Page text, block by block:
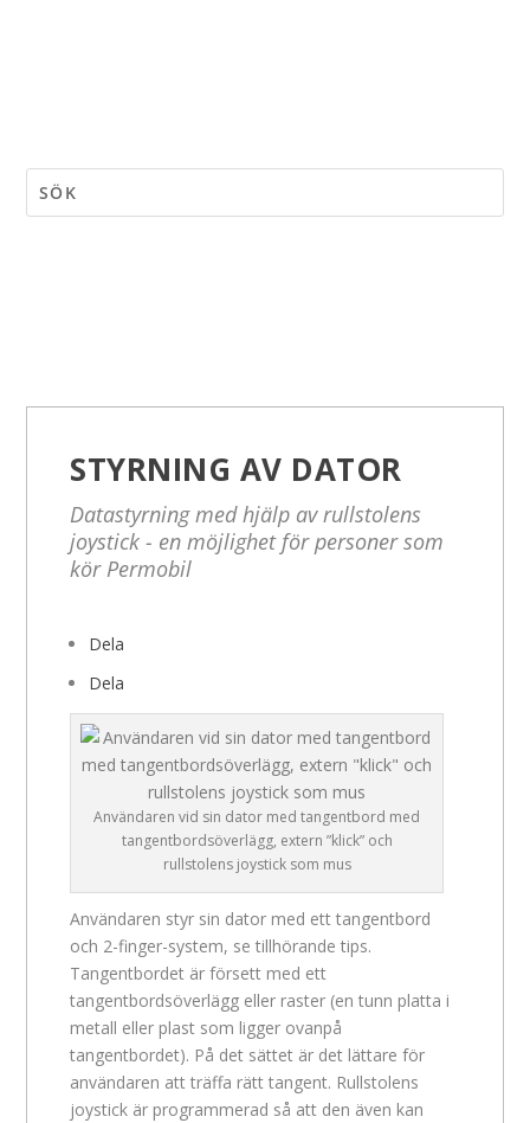
STYRNING AV DATOR
Datastyrning med hjälp av rullstolens
joystick - en möjlighet för personer som
kör Permobil
Dela
Dela
Användaren vid sin dator med tangentbord med
tangentbordsöverlägg, extern ”klick” och
rullstolens joystick som mus
Användaren styr sin dator med ett tangentbord
och 2-finger-system, se tillhörande tips.
Tangentbordet är försett med ett
tangentbordsöverlägg eller raster (en tunn platta i
metall eller plast som ligger ovanpå
tangentbordet). På det sättet är det lättare för
användaren att träffa rätt tangent. Rullstolens
joystick är programmerad så att den även kan